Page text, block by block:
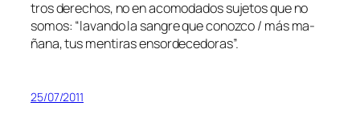
tros de­re­chos, no en aco­mo­da­dos su­je­tos que no
so­mos: “la­van­do la san­gre que co­noz­co / más ma­
ña­na, tus men­ti­ras ensordecedoras”.
25/07/2011